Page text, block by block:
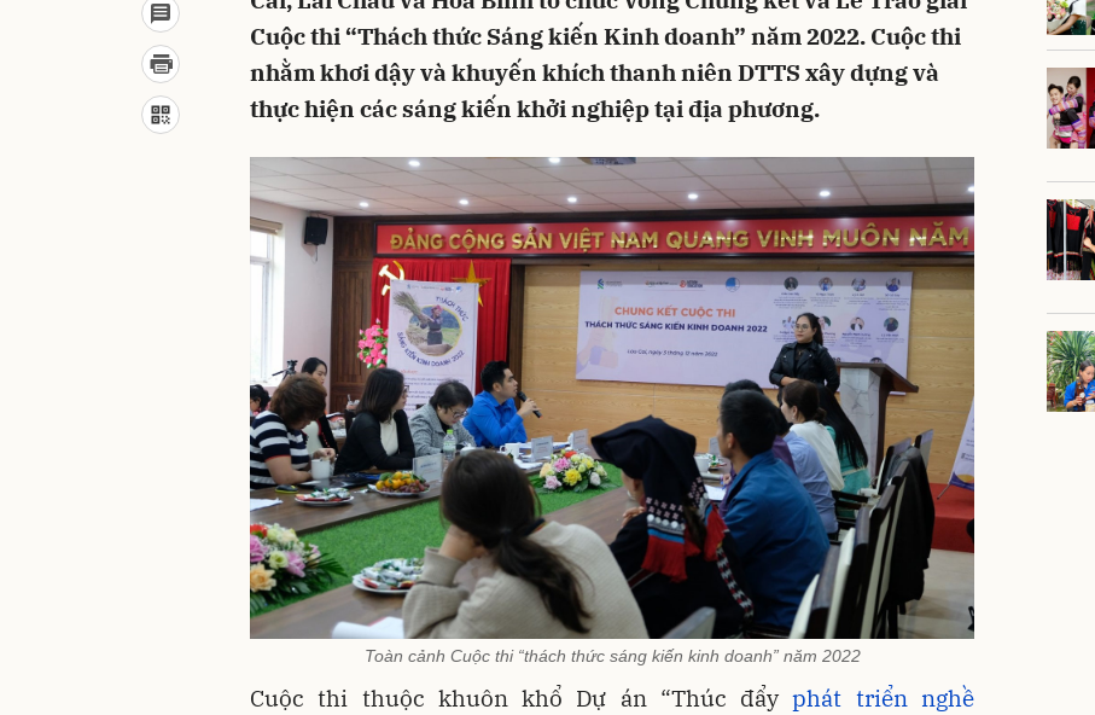
Cuộc thi “Thách thức Sáng kiến Kinh doanh” năm 2022. Cuộc thi
nhằm khơi dậy và khuyến khích thanh niên DTTS xây dựng và
thực hiện các sáng kiến khởi nghiệp tại địa phương.
Toàn cảnh Cuộc thi “thách thức sáng kiến kinh doanh” năm 2022
Cuộc thi thuộc khuôn khổ Dự án “Thúc đẩyphát triển nghề